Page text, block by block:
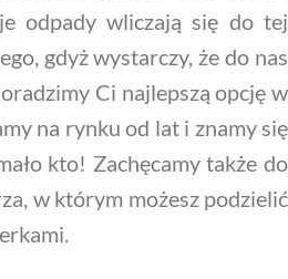
odpady wliczają się do tej
gdyż wystarczy, że do nas
Ci najlepszą opcję w
na rynku od lat i znamy się
kto! Zachęcamy także do
w którym możesz podzielić